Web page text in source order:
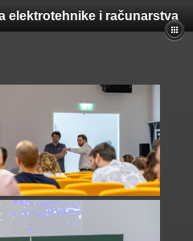
elektrotehnike i računarstva